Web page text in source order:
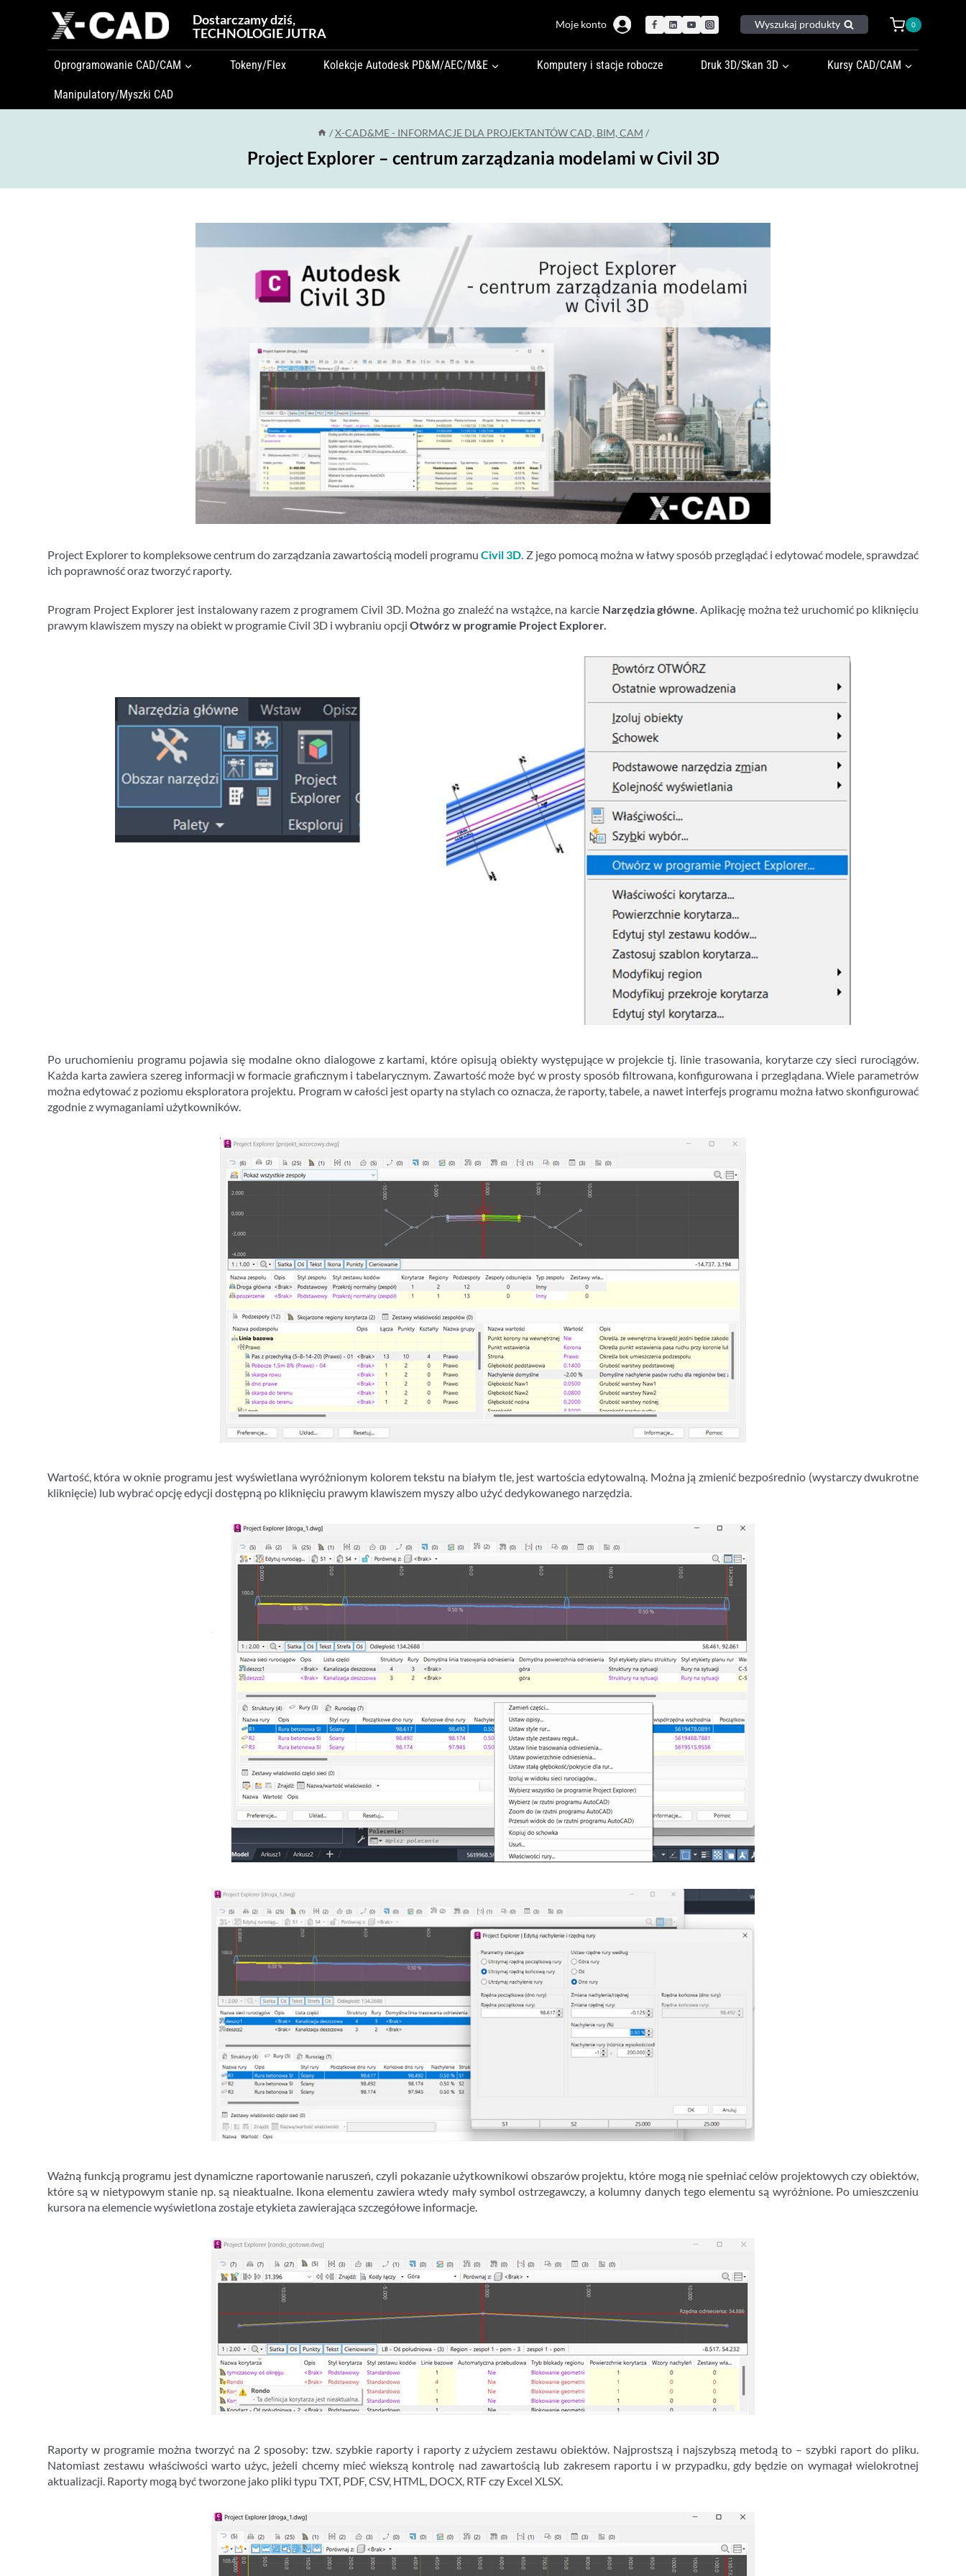
Dostarczamy dziś,
TECHNOLOGIE JUTRA
Moje konto Wyszukaj produkty 0
Oprogramowanie CAD/CAM Tokeny/Flex Kolekcje Autodesk PD&M/AEC/M&E Komputery i stacje robocze Druk 3D/Skan 3D Kursy CAD/CAM
Manipulatory/Myszki CAD
/ X-CAD&ME - INFORMACJE DLA PROJEKTANTÓW CAD, BIM, CAM /
Project Explorer – centrum zarządzania modelami w Civil 3D
Project Explorer to kompleksowe centrum do zarządzania zawartością modeli programuCivil 3D. Z jego pomocą można w łatwy sposób przeglądać i edytować modele, sprawdzać
ich poprawność oraz tworzyć raporty.
Program Project Explorer jest instalowany razem z programem Civil 3D. Można go znaleźć na wstążce, na karcie Narzędzia główne. Aplikację można też uruchomić po kliknięciu
prawym klawiszem myszy na obiekt w programie Civil 3D i wybraniu opcji Otwórz w programie Project Explorer.
Po uruchomieniu programu pojawia się modalne okno dialogowe z kartami, które opisują obiekty występujące w projekcie tj. linie trasowania, korytarze czy sieci rurociągów.
Każda karta zawiera szereg informacji w formacie graficznym i tabelarycznym. Zawartość może być w prosty sposób filtrowana, konfigurowana i przeglądana. Wiele parametrów
można edytować z poziomu eksploratora projektu. Program w całości jest oparty na stylach co oznacza, że raporty, tabele, a nawet interfejs programu można łatwo skonfigurować
zgodnie z wymaganiami użytkowników.
Wartość, która w oknie programu jest wyświetlana wyróżnionym kolorem tekstu na białym tle, jest wartościa edytowalną. Można ją zmienić bezpośrednio (wystarczy dwukrotne
kliknięcie) lub wybrać opcję edycji dostępną po kliknięciu prawym klawiszem myszy albo użyć dedykowanego narzędzia.
Ważną funkcją programu jest dynamiczne raportowanie naruszeń, czyli pokazanie użytkownikowi obszarów projektu, które mogą nie spełniać celów projektowych czy obiektów,
które są w nietypowym stanie np. są nieaktualne. Ikona elementu zawiera wtedy mały symbol ostrzegawczy, a kolumny danych tego elementu są wyróżnione. Po umieszczeniu
kursora na elemencie wyświetlona zostaje etykieta zawierająca szczegółowe informacje.
Raporty w programie można tworzyć na 2 sposoby: tzw. szybkie raporty i raporty z użyciem zestawu obiektów. Najprostszą i najszybszą metodą to – szybki raport do pliku.
Natomiast zestawu właściwości warto użyc, jeżeli chcemy mieć wiekszą kontrolę nad zawartością lub zakresem raportu i w przypadku, gdy będzie on wymagał wielokrotnej
aktualizacji. Raporty mogą być tworzone jako pliki typu TXT, PDF, CSV, HTML, DOCX, RTF czy Excel XLSX.